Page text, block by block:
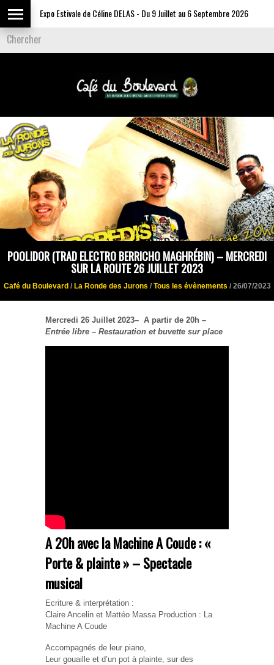
Expo Estivale de Céline DELAS - Du 9 Juillet au 6 Septembre 2026
POOLIDOR (TRAD ELECTRO BERRICHO MAGHRÉBIN) – MERCREDI
SUR LA ROUTE 26 JUILLET 2023
Café du Boulevard / La Ronde des Jurons / Tous les évènements / 26/07/2023
Mercredi 26 Juillet 2023– A partir de 20h –
Entrée libre – Restauration et buvette sur place
A 20h avec la Machine A Coude :«
Porte & plainte » –Spectacle
musical
Ecriture & interprétation :
Claire Ancelin et Mattéo Massa Production : La
Machine A Coude
Accompagnés de leur piano,
Leur gouaille et d’un pot à plainte, sur des